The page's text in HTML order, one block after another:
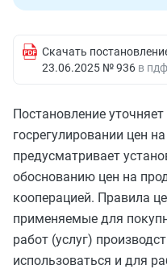
Скачать
23.06.2025 № 936 в пдф
Постановление
госрегулировании цен
предусматривает
обоснованию цен на
кооперацией. Правила
применяемые для
работ (услуг)
использоваться и для